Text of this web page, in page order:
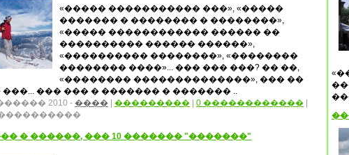
«����� ����������� ���», «�����
������� � �������� � ��������»,
«����� ������������ ������ ��
���������� ������ ������»,
«���������� ��������», «��������
�������� ����»... ��� ��� ���? �� ��,
«�������� ��������������», ��� ��
���... ��� ��� � ������� � ������� ..
2010 - ���� ��������� 0 ������������
����������
� ������, ��� 10 ������� "�������"